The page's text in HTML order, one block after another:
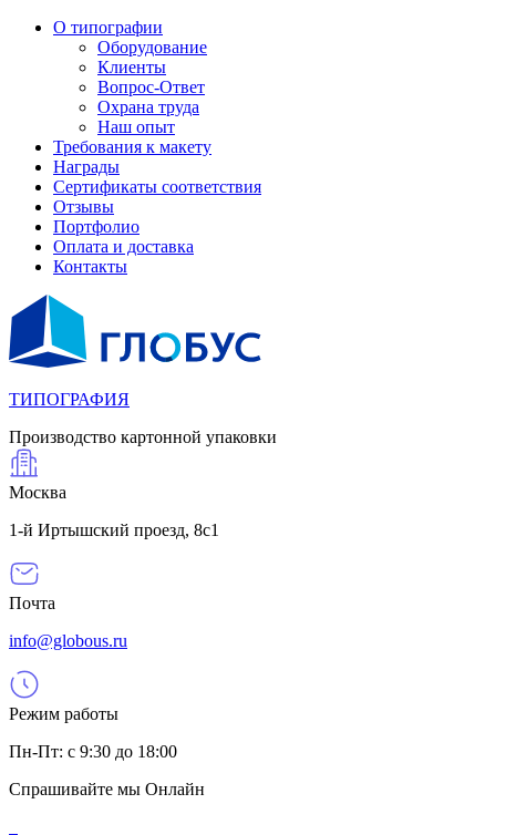
О типографии
Оборудование
Клиенты
Вопрос-Ответ
Охрана труда
Наш опыт
Требования к макету
Награды
Сертификаты соответствия
Отзывы
Портфолио
Оплата и доставка
Контакты
ТИПОГРАФИЯ
Производство картонной упаковки
Москва
1-й Иртышский проезд, 8с1
Почта
info@globous.ru
Режим работы
Пн-Пт: с 9:30 до 18:00
Спрашивайте мы Онлайн